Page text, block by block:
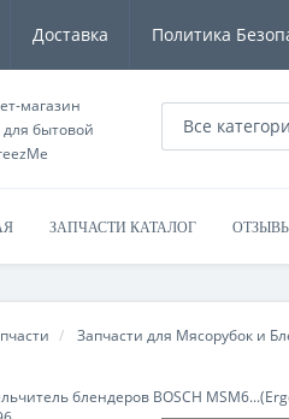
Доставка Политика
Все
ЗАПЧАСТИ КАТАЛОГ
Запчасти для Мясорубок и